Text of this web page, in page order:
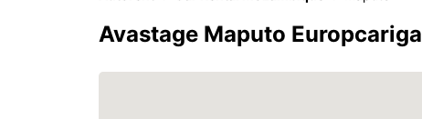
Avastage Maputo Europcariga